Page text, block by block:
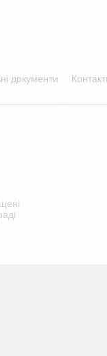
документи